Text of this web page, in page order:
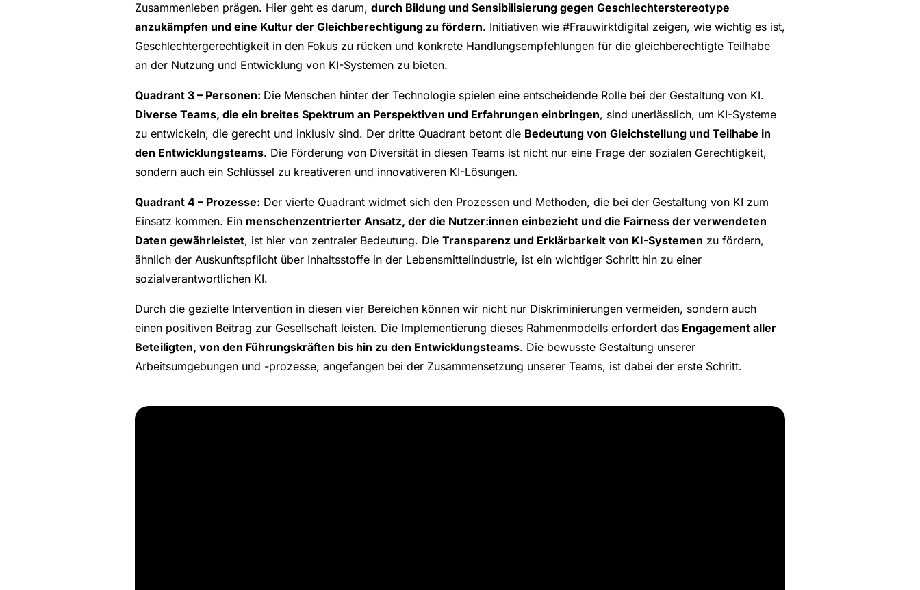
Zusammenleben prägen. Hier geht es darum, durch Bildung und Sensibilisierung gegen Geschlechterstereotype
anzukämpfen und eine Kultur der Gleichberechtigung zu fördern. Initiativen wie #Frauwirktdigital zeigen, wie wichtig es ist,
Geschlechtergerechtigkeit in den Fokus zu rücken und konkrete Handlungsempfehlungen für die gleichberechtigte Teilhabe
an der Nutzung und Entwicklung von KI-Systemen zu bieten.
Quadrant 3 – Personen: Die Menschen hinter der Technologie spielen eine entscheidende Rolle bei der Gestaltung von KI.
Diverse Teams, die ein breites Spektrum an Perspektiven und Erfahrungen einbringen, sind unerlässlich, um KI-Systeme
zu entwickeln, die gerecht und inklusiv sind. Der dritte Quadrant betont die Bedeutung von Gleichstellung und Teilhabe in
den Entwicklungsteams. Die Förderung von Diversität in diesen Teams ist nicht nur eine Frage der sozialen Gerechtigkeit,
sondern auch ein Schlüssel zu kreativeren und innovativeren KI-Lösungen.
Quadrant 4 – Prozesse: Der vierte Quadrant widmet sich den Prozessen und Methoden, die bei der Gestaltung von KI zum
Einsatz kommen. Ein menschenzentrierter Ansatz, der die Nutzer:innen einbezieht und die Fairness der verwendeten
Daten gewährleistet, ist hier von zentraler Bedeutung. Die Transparenz und Erklärbarkeit von KI-Systemen zu fördern,
ähnlich der Auskunftspflicht über Inhaltsstoffe in der Lebensmittelindustrie, ist ein wichtiger Schritt hin zu einer
sozialverantwortlichen KI.
Durch die gezielte Intervention in diesen vier Bereichen können wir nicht nur Diskriminierungen vermeiden, sondern auch
einen positiven Beitrag zur Gesellschaft leisten. Die Implementierung dieses Rahmenmodells erfordert das Engagement aller
Beteiligten, von den Führungskräften bis hin zu den Entwicklungsteams. Die bewusste Gestaltung unserer
Arbeitsumgebungen und -prozesse, angefangen bei der Zusammensetzung unserer Teams, ist dabei der erste Schritt.